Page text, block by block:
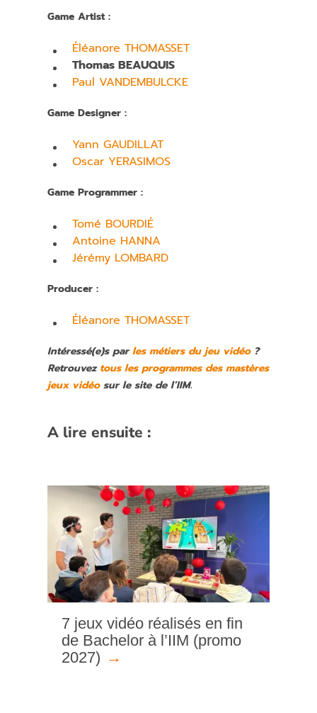
Game Artist :
Éléanore THOMASSET
Thomas BEAUQUIS
Paul VANDEMBULCKE
Game Designer :
Yann GAUDILLAT
Oscar YERASIMOS
Game Programmer :
Tomé BOURDIÉ
Antoine HANNA
Jérémy LOMBARD
Producer :
Éléanore THOMASSET
Intéressé(e)s parles métiers du jeu vidéo?
Retrouveztous les programmes des mastères
jeux vidéosur le site de l’IIM.
A lire ensuite :
7 jeux vidéo réalisés en fin
de Bachelor à l’IIM (promo
2027)